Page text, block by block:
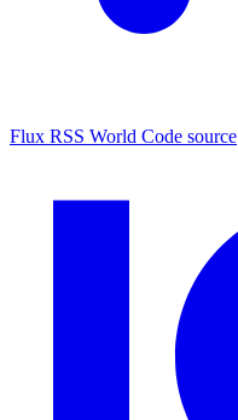
Flux RSS World Code source